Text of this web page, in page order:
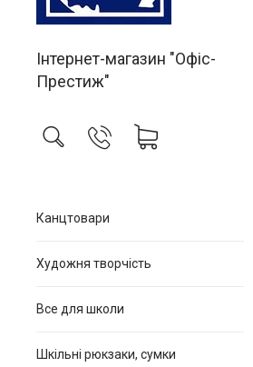
Інтернет-магазин "Офіс-
Престиж"
Канцтовари
Художня творчість
Все для школи
Шкільні рюкзаки, сумки